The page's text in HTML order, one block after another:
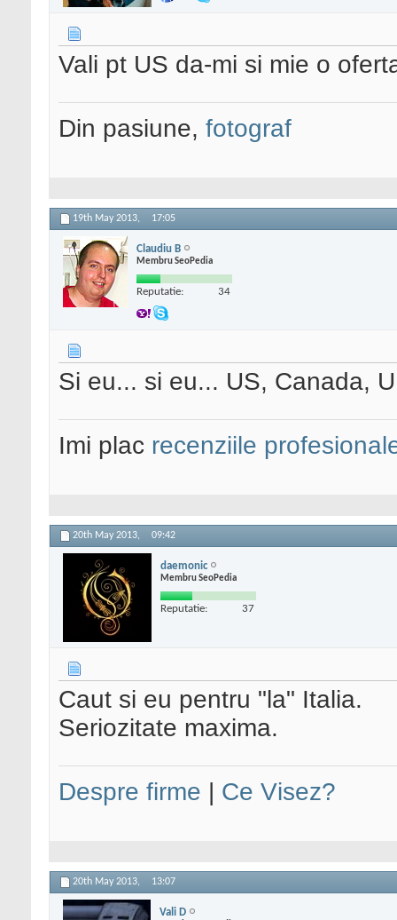
Vali pt US da-mi si mie o
Din pasiune, fotograf
19th May 2013, 17:05
Claudiu B
Membru SeoPedia
Reputatie: 34
Si eu... si eu... US, Canada,
Imi plac recenziile
20th May 2013, 09:42
daemonic
Membru SeoPedia
Reputatie: 37
Caut si eu pentru "la" Italia.
Seriozitate maxima.
Despre firme Ce Visez?
20th May 2013, 13:07
Vali D